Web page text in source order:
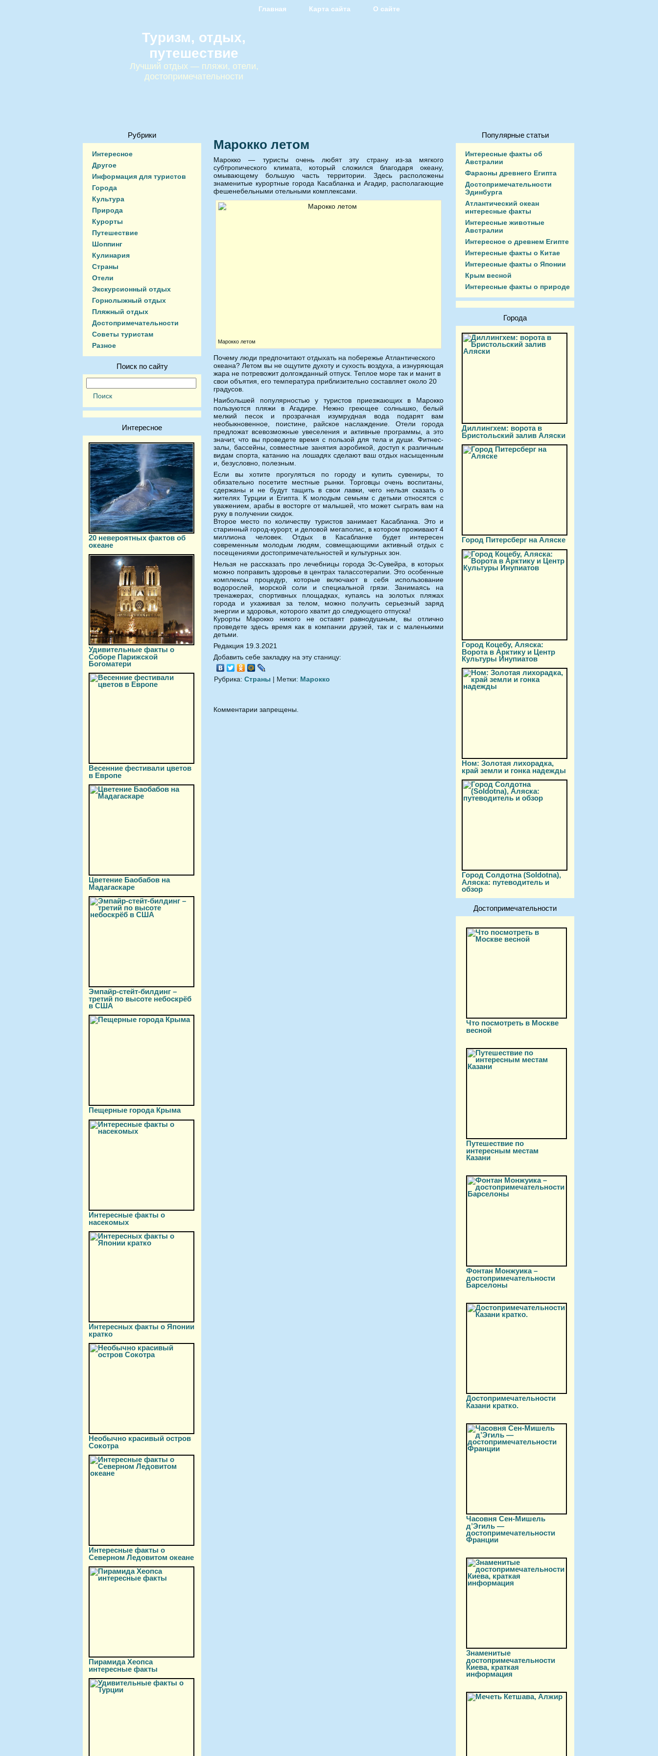
Главная Карта сайта О сайте
Туризм, отдых,
путешествие
Лучший отдых — пляжи, отели,
достопримечательности
Рубрики
Интересное
Другое
Информация для туристов
Города
Культура
Природа
Курорты
Путешествие
Шоппинг
Кулинария
Страны
Отели
Экскурсионный отдых
Горнолыжный отдых
Пляжный отдых
Достопримечательности
Советы туристам
Разное
Поиск по сайту
Интересное
20 невероятных фактов об
океане
Удивительные факты о
Соборе Парижской
Богоматери
Весенние фестивали цветов
в Европе
Цветение Баобабов на
Мадагаскаре
Эмпайр-стейт-билдинг –
третий по высоте небоскрёб
в США
Пещерные города Крыма
Интересные факты о
насекомых
Интересных факты о Японии
кратко
Необычно красивый остров
Сокотра
Интересные факты о
Северном Ледовитом океане
Пирамида Хеопса
интересные факты
Марокко летом
Марокко — туристы очень любят эту страну из-за мягкого
субтропического климата, который сложился благодаря океану,
омывающему большую часть территории.
Здесь расположены
знаменитые курортные города Касабланка и Агадир, располагающие
фешенебельными отельными комплексами.
Марокко летом
Почему люди предпочитают отдыхать на побережье Атлантического
океана? Летом вы не ощутите духоту и сухость воздуха, а изнуряющая
жара не потревожит долгожданный отпуск. Теплое море так и манит в
свои объятия, его температура приблизительно составляет около 20
градусов.
Наибольшей популярностью у туристов приезжающих в Марокко
пользуются пляжи в Агадире. Нежно греющее солнышко, белый
мелкий песок и прозрачная изумрудная вода подарят вам
необыкновенное, поистине, райское наслаждение. Отели города
предложат всевозможные увеселения и активные программы, а это
значит, что вы проведете время с пользой для тела и души. Фитнес-
залы, бассейны, совместные занятия аэробикой, доступ к различным
видам спорта, катанию на лошадях сделают ваш отдых насыщенным
и, безусловно, полезным.
Если вы хотите прогуляться по городу и купить сувениры, то
обязательно посетите местные рынки. Торговцы очень воспитаны,
сдержаны и не будут тащить в свои лавки, чего нельзя сказать о
жителях Турции и Египта. К молодым семьям с детьми относятся с
уважением, арабы в восторге от малышей, что может сыграть вам на
руку в получении скидок.
Второе место по количеству туристов занимает Касабланка. Это и
старинный город-курорт, и деловой мегаполис, в котором проживают 4
миллиона человек. Отдых в Касабланке будет интересен
современным молодым людям, совмещающими активный отдых с
посещениями достопримечательностей и культурных зон.
Нельзя не рассказать про лечебницы города Эс-Сувейра, в которых
можно поправить здоровье в центрах талассотерапии. Это особенные
комплексы процедур, которые включают в себя использование
водорослей, морской соли и специальной грязи. Занимаясь на
тренажерах, спортивных площадках, купаясь на золотых пляжах
города и ухаживая за телом, можно получить серьезный заряд
энергии и здоровья, которого хватит до следующего отпуска!
Курорты Марокко никого не оставят равнодушным, вы отлично
проведете здесь время как в компании друзей, так и с маленькими
детьми.
Редакция 19.3.2021
Добавить себе закладку на эту станицу:
Рубрика: Страны | Метки: Марокко
Комментарии запрещены.
Популярные статьи
Интересные факты об
Австралии
Фараоны древнего Египта
Достопримечательности
Эдинбурга
Атлантический океан
интересные факты
Интересные животные
Австралии
Интересное о древнем Египте
Интересные факты о Китае
Интересные факты о Японии
Крым весной
Интересные факты о природе
Города
Диллингхем: ворота в
Бристольский залив Аляски
Город Питерсберг на Аляске
Город Коцебу, Аляска:
Ворота в Арктику и Центр
Культуры Инупиатов
Ном: Золотая лихорадка,
край земли и гонка надежды
Город Солдотна (Soldotna),
Аляска: путеводитель и
обзор
Достопримечательности
Что посмотреть в Москве
весной
Путешествие по
интересным местам
Казани
Фонтан Монжуика –
достопримечательности
Барселоны
Достопримечательности
Казани кратко.
Часовня Сен-Мишель
д’Эгиль —
достопримечательности
Франции
Знаменитые
достопримечательности
Киева, краткая
информация